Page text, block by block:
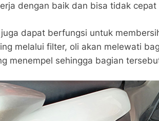
dengan baik dan bisa tidak cepat
dapat berfungsi untuk
melalui filter, oli akan melewati
menempel sehingga bagian